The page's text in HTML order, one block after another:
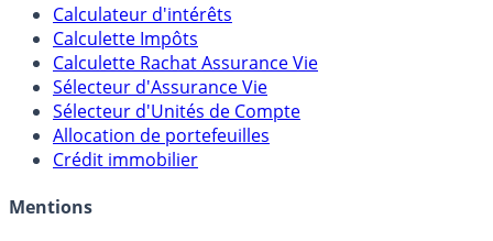
Calculateur d'intérêts
Calculette Impôts
Calculette Rachat Assurance Vie
Sélecteur d'Assurance Vie
Sélecteur d'Unités de Compte
Allocation de portefeuilles
Crédit immobilier
Mentions